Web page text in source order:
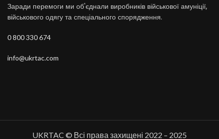
Заради перемоги ми об'єднали виробників військової амуніції,
військового одягу та спеціального спорядження.
0 800 330 674
info@ukrtac.com
UKRTAC © Всі права захищені 2022 – 2025